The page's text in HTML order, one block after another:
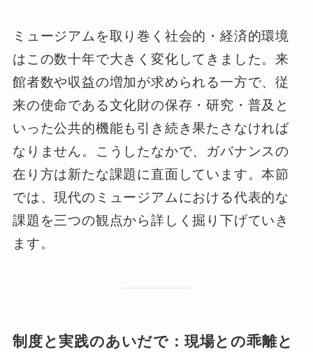
ミュージアムを取り巻く社会的・経済的環境
はこの数十年で大きく変化してきました。来
館者数や収益の増加が求められる一方で、従
来の使命である文化財の保存・研究・普及と
いった公共的機能も引き続き果たさなければ
なりません。こうしたなかで、ガバナンスの
在り方は新たな課題に直面しています。本節
では、現代のミュージアムにおける代表的な
課題を三つの観点から詳しく掘り下げていき
ます。
制度と実践のあいだで：現場との乖離と